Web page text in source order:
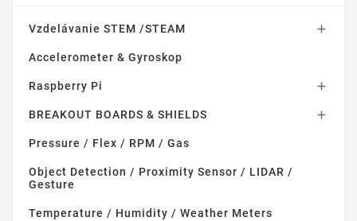
Vzdelávanie STEM /STEAM 
Accelerometer & Gyroskop
Raspberry Pi 
BREAKOUT BOARDS & SHIELDS 
Pressure / Flex / RPM / Gas
Object Detection / Proximity Sensor / LIDAR /
Gesture
Temperature / Humidity / Weather Meters